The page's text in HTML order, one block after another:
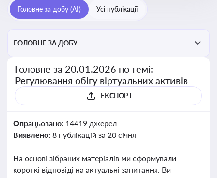
Головне за добу (AI) Усі публікації
ГОЛОВНЕ ЗА ДОБУ
Головне за 20.01.2026 по темі:
Регулювання обігу віртуальних активів
ЕКСПОРТ
Опрацьовано: 14419 джерел
Виявлено: 8 публікацій за 20 січня
На основі зібраних матеріалів ми сформували
короткі відповіді на актуальні запитання. Ви